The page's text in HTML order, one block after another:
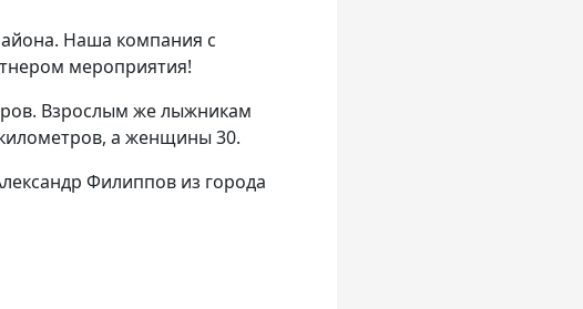
Наша компания с
мероприятия!
Взрослым же лыжникам
а женщины 30.
Филиппов из города